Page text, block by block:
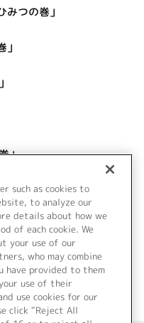
つの巻」
」
る?の巻」
such as cookies to
to analyze our
details about how we
of each cookie. We
your use of our
who may combine
provided to them
use of their
use cookies for our
click “Reject All